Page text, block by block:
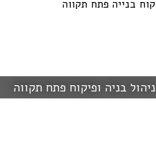
ניהול בניה ופיקוח פתח תקווה